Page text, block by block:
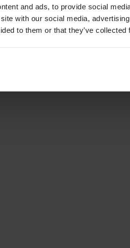
and ads, to provide social
with our social media,
to them or that they’ve